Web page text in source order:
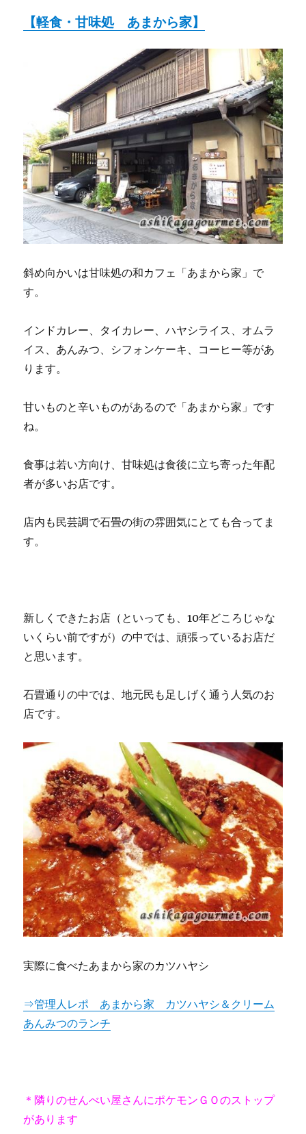
【軽食・甘味処 あまから家】
斜め向かいは甘味処の和カフェ「あまから家」で
す。
インドカレー、タイカレー、ハヤシライス、オムラ
イス、あんみつ、シフォンケーキ、コーヒー等があ
ります。
甘いものと辛いものがあるので「あまから家」です
ね。
食事は若い方向け、甘味処は食後に立ち寄った年配
者が多いお店です。
店内も民芸調で石畳の街の雰囲気にとても合ってま
す。
新しくできたお店（といっても、10年どころじゃな
いくらい前ですが）の中では、頑張っているお店だ
と思います。
石畳通りの中では、地元民も足しげく通う人気のお
店です。
実際に食べたあまから家のカツハヤシ
⇒管理人レポ あまから家 カツハヤシ＆クリーム
あんみつのランチ
＊隣りのせんべい屋さんにポケモンＧＯのストップ
があります